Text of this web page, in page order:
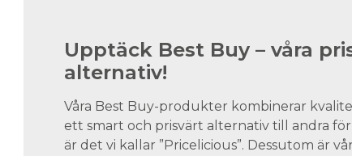
Upptäck Best Buy – våra
alternativ!
Våra Best Buy-produkter kombinerar
ett smart och prisvärt alternativ till andra
är det vi kallar ”Pricelicious”. Dessutom är